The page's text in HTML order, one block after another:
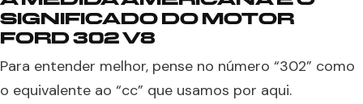
SIGNIFICADO DO MOTOR
FORD 302 V8
Para entender melhor, pense no número “302” como
o equivalente ao “cc” que usamos por aqui.